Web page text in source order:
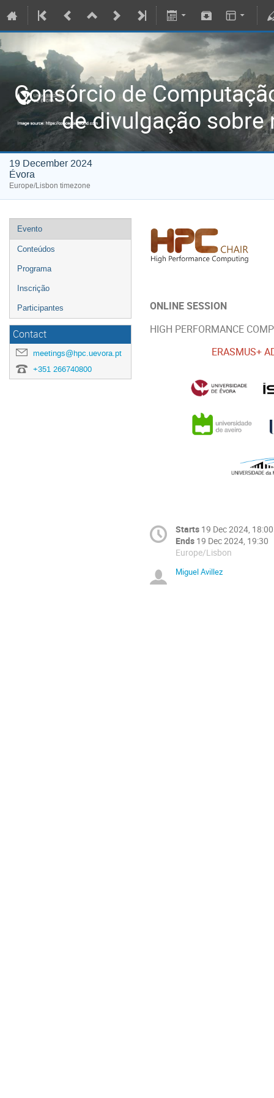
Consórcio de
de divulgação sobre
19 December 2024
Évora
Europe/Lisbon timezone
Evento
Conteúdos
Programa
Inscrição
Participantes
Contact
meetings@hpc.uevora.pt
+351 266740800
ONLINE SESSION
HIGH PERFORMANCE
ERASMUS+
Starts 19 Dec 2024, 18:00
Ends 19 Dec 2024, 19:30
Europe/Lisbon
Miguel Avillez